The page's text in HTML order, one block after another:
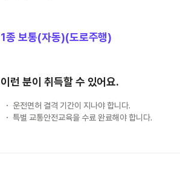
1종 보통(자동)(도로주행)
이런 분이 취득할 수 있어요.
운전면허 결격 기간이 지나야 합니다.
특별 교통안전교육을 수료 완료해야 합니다.